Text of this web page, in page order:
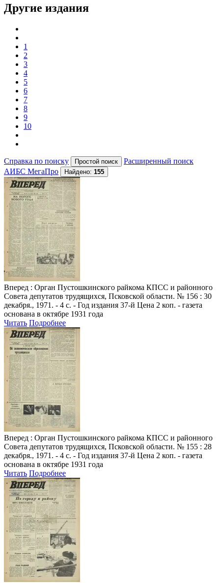
Другие издания
1
2
3
4
5
6
7
8
9
10
Справка по поиску
Расширенный поиск
АИБС МегаПро
Найдено: 155
Вперед : Орган Пустошкинского райкома КПСС и районного
Совета депутатов трудящихся, Псковской области. № 156 : 30
декабря., 1971. - 4 с. - Год издания 37-й Цена 2 коп. - газета
основана в октябре 1931 года
Читать Подробнее
Вперед : Орган Пустошкинского райкома КПСС и районного
Совета депутатов трудящихся, Псковской области. № 155 : 28
декабря., 1971. - 4 с. - Год издания 37-й Цена 2 коп. - газета
основана в октябре 1931 года
Читать Подробнее